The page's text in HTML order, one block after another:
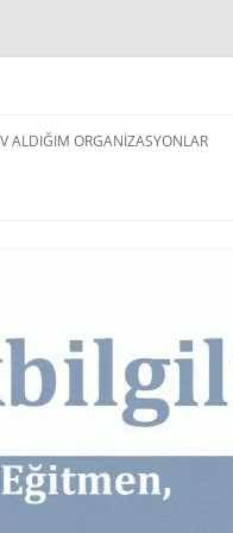
ALDIĞIM ORGANIZASYONLAR